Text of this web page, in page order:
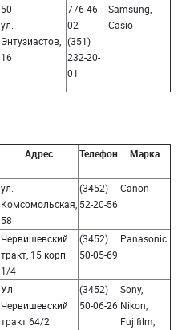
50
ул.
Энтузиастов,
16
776-46-
02
(351)
232-20-
01
Samsung,
Casio
Адрес Телефон Марка
ул.
Комсомольская,
58
(3452)
52-20-56
Canon
Червишевский
тракт, 15 корп.
1/4
(3452)
50-05-69
Panasoniс
Ул.
Червишевский
тракт 64/2
(3452)
50-06-26
Sony,
Nikon,
Fujifilm,